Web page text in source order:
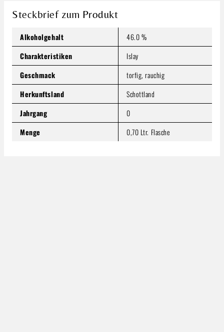
Inhalt:0.7 Liter (1.857,13 € / 1 Liter)
Produkt Anzahl: Gib den gewünschten Wert ein oder
In den Warenkorb
Steckbrief zum Produkt
Alkoholgehalt
46.0 %
Charakteristiken
Islay
Geschmack
torfig, rauchig
Herkunftsland
Schottland
Jahrgang
0
Menge
0,70 Ltr. Flasche